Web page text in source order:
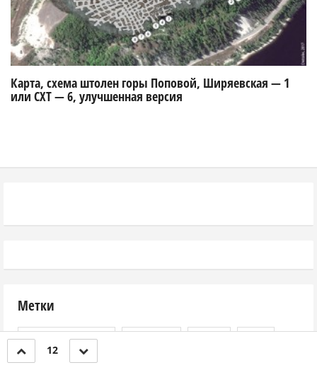
Карта, схема штолен горы Поповой, Ширяевская — 1
или СХТ — 6, улучшенная версия
Метки
БахиловаПоляна
ДевьяГора
12